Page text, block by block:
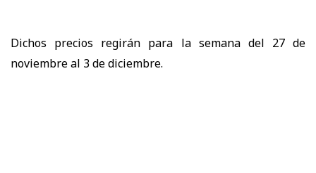
Dichos precios regirán para la semana del 27 de
noviembre al 3 de diciembre.